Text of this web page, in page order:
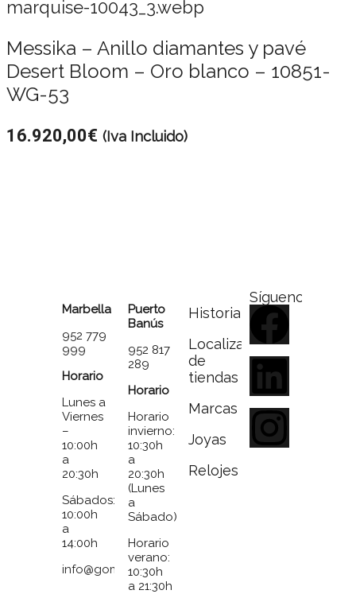
Messika – Anillo diamantes y pavé
Desert Bloom – Oro blanco – 10851-
WG-53
16.920,00€ (Iva Incluido)
Marbella
952 779
999
Horario
Lunes a
Viernes
–
10:00h
a
20:30h
Sábados:
10:00h
a
14:00h
info@gomezymolina.com
Puerto
Banús
952 817
289
Horario
Horario
invierno:
10:30h
a
20:30h
(Lunes
a
Sábado)
Horario
verano:
10:30h
a 21:30h
Historia
Localizador
de
tiendas
Marcas
Joyas
Relojes
Síguenos